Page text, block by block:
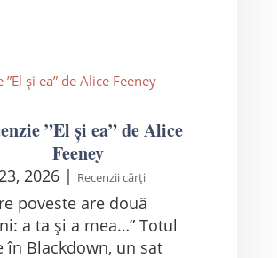
”El și ea” de Alice
Feeney
2026| Recenzii cărți
poveste are două
a ta și a mea…” Totul
în Blackdown, un sat